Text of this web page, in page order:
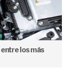
los más